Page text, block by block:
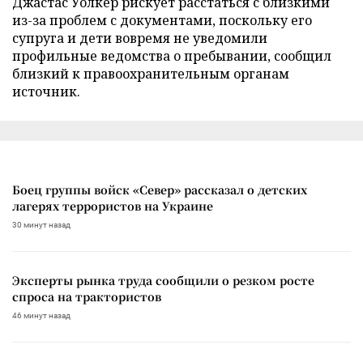
из-за проблем с документами, поскольку его
супруга и дети вовремя не уведомили
профильные ведомства о пребывании, сообщил
близкий к правоохранительным органам
источник.
Боец группы войск «Север» рассказал о детских
лагерях террористов на Украине
30 минут назад
Эксперты рынка труда сообщили о резком росте
спроса на трактористов
46 минут назад